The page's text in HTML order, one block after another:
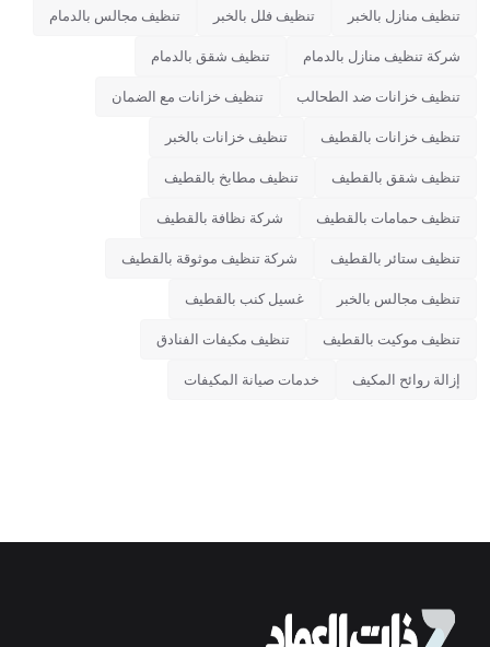
تنظيف منازل بالخبر تنظيف فلل بالخبر تنظيف مجالس بالدمام
شركة تنظيف منازل بالدمام تنظيف شقق بالدمام
تنظيف خزانات ضد الطحالب تنظيف خزانات مع الضمان
تنظيف خزانات بالقطيف تنظيف خزانات بالخبر
تنظيف شقق بالقطيف تنظيف مطابخ بالقطيف
تنظيف حمامات بالقطيف شركة نظافة بالقطيف
تنظيف ستائر بالقطيف شركة تنظيف موثوقة بالقطيف
تنظيف مجالس بالخبر غسيل كنب بالقطيف
تنظيف موكيت بالقطيف تنظيف مكيفات الفنادق
إزالة روائح المكيف خدمات صيانة المكيفات